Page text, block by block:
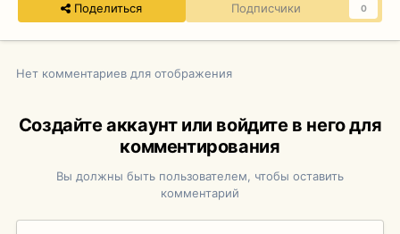
Поделиться Подписчики 0
Нет комментариев для отображения
Создайте аккаунт или войдите в него для
комментирования
Вы должны быть пользователем, чтобы оставить
комментарий